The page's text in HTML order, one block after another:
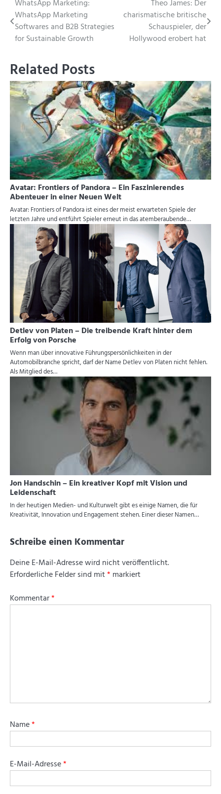
Beitragsnavigation
WhatsApp Marketing:
WhatsApp Marketing
Softwares and B2B Strategies
for Sustainable Growth
Theo James: Der
charismatische britische
Schauspieler, der
Hollywood erobert hat
Related Posts
Avatar: Frontiers of Pandora – Ein Faszinierendes
Abenteuer in einer Neuen Welt
Avatar: Frontiers of Pandora ist eines der meist erwarteten Spiele der
letzten Jahre und entführt Spieler erneut in das atemberaubende…
Detlev von Platen – Die treibende Kraft hinter dem
Erfolg von Porsche
Wenn man über innovative Führungspersönlichkeiten in der
Automobilbranche spricht, darf der Name Detlev von Platen nicht fehlen.
Als Mitglied des…
Jon Handschin – Ein kreativer Kopf mit Vision und
Leidenschaft
In der heutigen Medien- und Kulturwelt gibt es einige Namen, die für
Kreativität, Innovation und Engagement stehen. Einer dieser Namen…
Schreibe einen Kommentar
Deine E-Mail-Adresse wird nicht veröffentlicht.
Erforderliche Felder sind mit* markiert
Kommentar*
Name*
E-Mail-Adresse*